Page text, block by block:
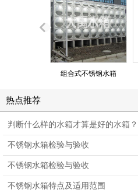
组合式不锈钢水箱
热点推荐
判断什么样的水箱才算是好的水箱？
不锈钢水箱检验与验收
不锈钢水箱检验与验收
不锈钢水箱特点及适用范围